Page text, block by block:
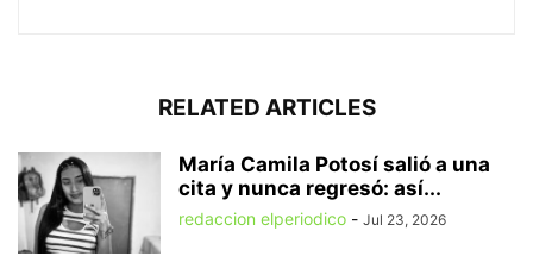
RELATED ARTICLES
María Camila Potosí salió a una
cita y nunca regresó: así...
redaccion elperiodico - Jul 23, 2026